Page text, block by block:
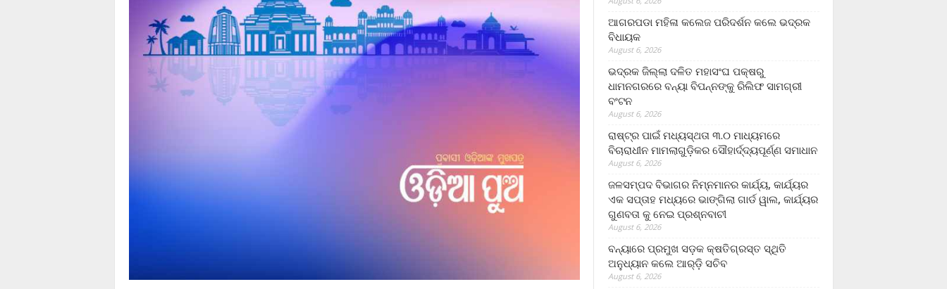
ଆଗରପଡା ମହିଳା କଲେଜ ପରିଦର୍ଶନ କଲେ ଭଦ୍ରକ
ବିଧାୟକ
August 6, 2026
ଭଦ୍ରକ ଜିଲ୍ଲା ଦଳିତ ମହାସଂଘ ପକ୍ଷରୁ
ଧାମନଗରରେ ବନ୍ୟା ବିପନ୍ନଙ୍କୁ ରିଲିଫ ସାମଗ୍ରୀ
ବଂଟନ
August 6, 2026
ରାଷ୍ଟ୍ର ପାଇଁ ମଧ୍ୟସ୍ଥତା ୩.୦ ମାଧ୍ୟମରେ
ବିଚାରାଧୀନ ମାମଲାଗୁଡ଼ିକର ସୌହାର୍ଦ୍ଦ୍ୟପୂର୍ଣ୍ଣ ସମାଧାନ
August 6, 2026
ଜଳସମ୍ପଦ ବିଭାଗର ନିମ୍ନମାନର କାର୍ଯ୍ୟ, କାର୍ଯ୍ୟର
ଏକ ସପ୍ତାହ ମଧ୍ୟରେ ଭାଙ୍ଗିଲା ଗାର୍ଡ ୱାଲ, କାର୍ଯ୍ୟର
ଗୁଣବତା କୁ ନେଇ ପ୍ରଶ୍ନବାଚୀ
August 6, 2026
ବନ୍ୟାରେ ପ୍ରମୁଖ ସଡ଼କ କ୍ଷତିଗ୍ରସ୍ତ ସ୍ଥିତି
ଅନୁଧ୍ୟାନ କଲେ ଆର୍‌ଡ଼ି ସଚିବ
August 6, 2026